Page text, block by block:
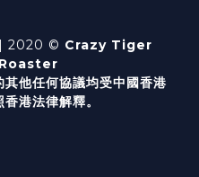
| 2020 © Crazy Tiger
他任何協議均受中國香港
港法律解釋。